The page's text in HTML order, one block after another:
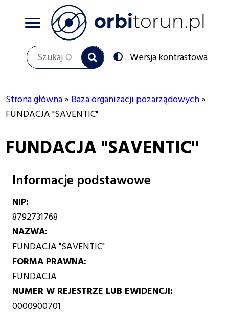
Szukaj
Przełącz
na:
Wersja kontrastowa
Ścieżka
nawigacyjna
Strona główna Baza organizacji pozarządowych
FUNDACJA "SAVENTIC"
FUNDACJA "SAVENTIC"
Informacje podstawowe
NIP
8792731768
NAZWA
FUNDACJA "SAVENTIC"
FORMA PRAWNA
FUNDACJA
NUMER W REJESTRZE LUB EWIDENCJI
0000900701